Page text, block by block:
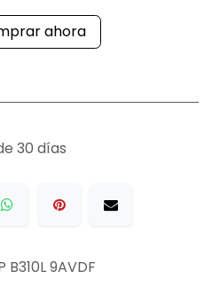
ahora
30 días
B310L 9AVDF